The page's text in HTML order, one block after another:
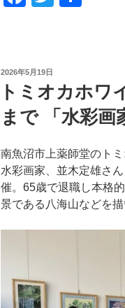
e
b
o
o
k
投
稿
日:
2026年5月19日
トミオカホワ
まで 「水彩画
南魚沼市上薬師堂のト
水彩画家、並木定雄さん
催。 65歳で退職し本格
景である八海山などを